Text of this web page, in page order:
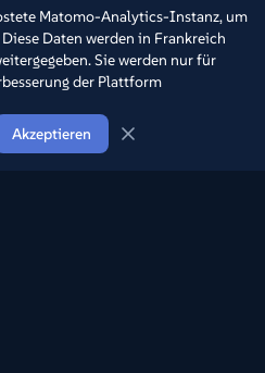
Matomo-Analytics-Instanz, um
Daten werden in Frankreich
Sie werden nur für
der Plattform
Akzeptieren